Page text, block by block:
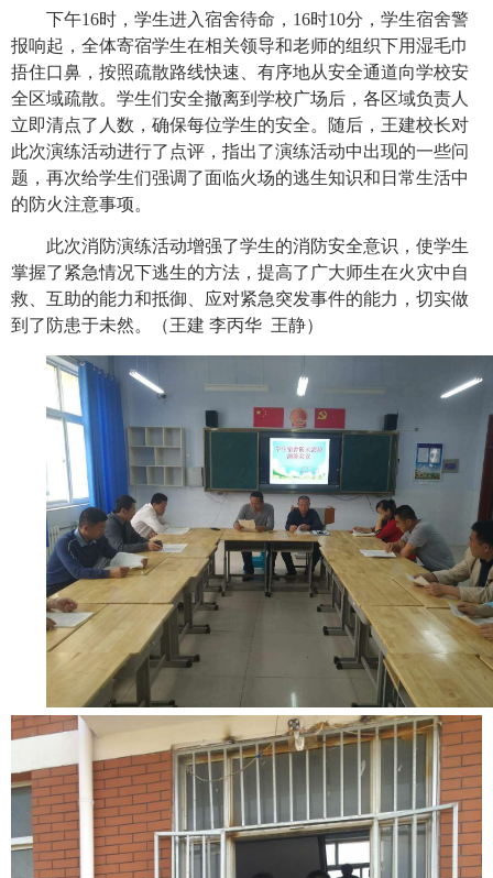
下午16时，学生进入宿舍待命， 16时10分，学生宿舍警
报响起，全体寄宿学生在相关领导和老师的组织下用湿毛巾
捂住口鼻，按照疏散路线快速、有序地从安全通道向学校安
全区域疏散。学生们安全撤离到学校广场后，各区域负责人
立即清点了人数，确保每位学生的安全。随后，王建校长对
此次演练活动进行了点评，指出了演练活动中出现的一些问
题，再次给学生们强调了面临火场的逃生知识和日常生活中
的防火注意事项。
此次消防演练活动增强了学生的消防安全意识，使学生
掌握了紧急情况下逃生的方法，提高了广大师生在火灾中自
救、互助的能力和抵御、应对紧急突发事件的能力，切实做
到了防患于未然。（王建 李丙华 王静）